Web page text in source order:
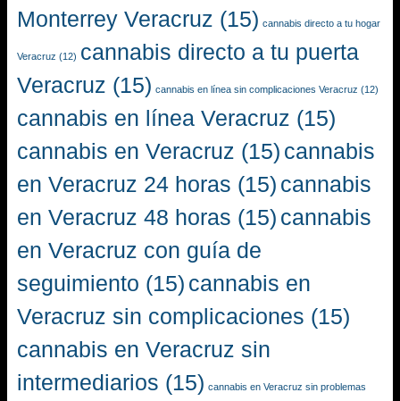
Monterrey Veracruz (15) cannabis directo a tu hogar
Veracruz (12) cannabis directo a tu puerta
Veracruz (15) cannabis en línea sin complicaciones Veracruz (12)
cannabis en línea Veracruz (15)
cannabis en Veracruz (15) cannabis
en Veracruz 24 horas (15) cannabis
en Veracruz 48 horas (15) cannabis
en Veracruz con guía de
seguimiento (15) cannabis en
Veracruz sin complicaciones (15)
cannabis en Veracruz sin
intermediarios (15) cannabis en Veracruz sin problemas